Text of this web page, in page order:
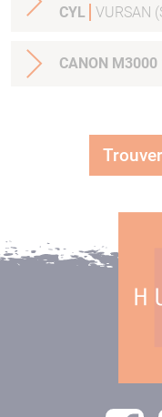
CYL
VURSAN
CANON